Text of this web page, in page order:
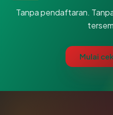
Tanpa pendaftaran.
Mulai